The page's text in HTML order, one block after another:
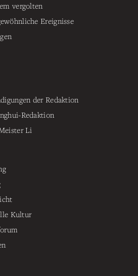
vergolten
Ereignisse
der Redaktion
Redaktion
Li
Kultur